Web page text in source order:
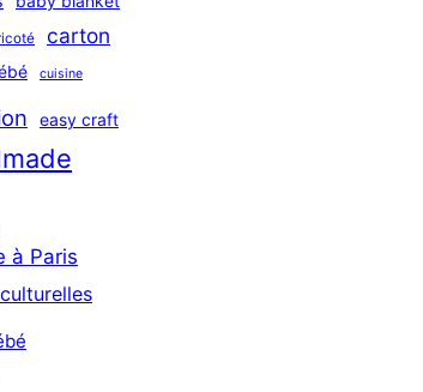
carton
cuisine
easy craft
à Paris